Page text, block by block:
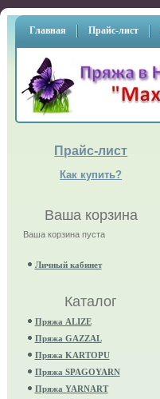
Главная Прайс-лист
Прайс-лист
Как купить?
Ваша корзина
Ваша корзина пуста
Личный кабинет
Каталог
Пряжа ALIZE
Пряжа GAZZAL
Пряжа KARTOPU
Пряжа SPAGOYARN
Пряжа YARNART